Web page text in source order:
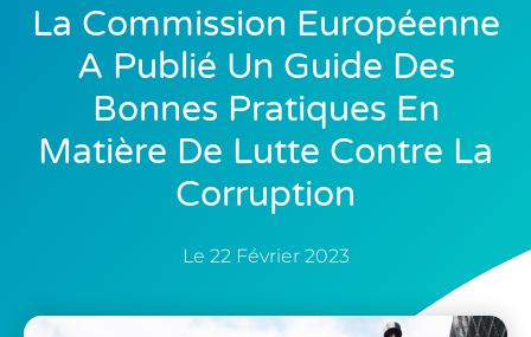
La Commission Européenne
A Publié Un Guide Des
Bonnes Pratiques En
Matière De Lutte Contre La
Corruption
Le 22 Février 2023